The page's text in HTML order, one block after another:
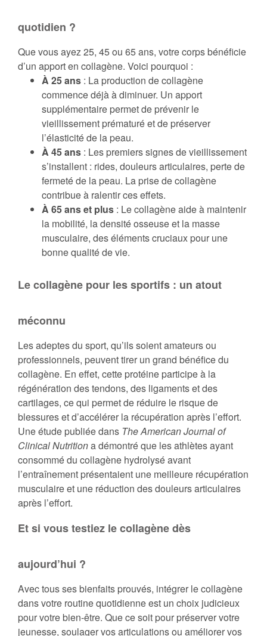
quotidien ?
Que vous ayez 25, 45 ou 65 ans, votre corps bénéficie
d’un apport en collagène. Voici pourquoi :
À 25 ans : La production de collagène
commence déjà à diminuer. Un apport
supplémentaire permet de prévenir le
vieillissement prématuré et de préserver
l’élasticité de la peau.
À 45 ans : Les premiers signes de vieillissement
s’installent : rides, douleurs articulaires, perte de
fermeté de la peau. La prise de collagène
contribue à ralentir ces effets.
À 65 ans et plus : Le collagène aide à maintenir
la mobilité, la densité osseuse et la masse
musculaire, des éléments cruciaux pour une
bonne qualité de vie.
Le collagène pour les sportifs : un atout
méconnu
Les adeptes du sport, qu’ils soient amateurs ou
professionnels, peuvent tirer un grand bénéfice du
collagène. En effet, cette protéine participe à la
régénération des tendons, des ligaments et des
cartilages, ce qui permet de réduire le risque de
blessures et d’accélérer la récupération après l’effort.
Une étude publiée dans The American Journal of
Clinical Nutritiona démontré que les athlètes ayant
consommé du collagène hydrolysé avant
l’entraînement présentaient une meilleure récupération
musculaire et une réduction des douleurs articulaires
après l’effort.
Et si vous testiez le collagène dès
aujourd’hui ?
Avec tous ses bienfaits prouvés, intégrer le collagène
dans votre routine quotidienne est un choix judicieux
pour votre bien-être. Que ce soit pour préserver votre
jeunesse, soulager vos articulations ou améliorer vos